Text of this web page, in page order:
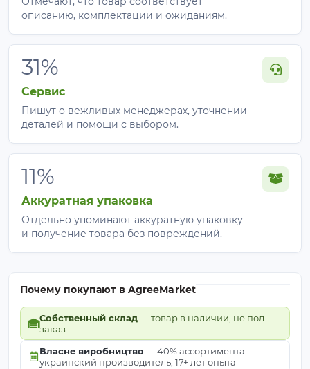
описанию, комплектации и ожиданиям.
31%
Сервис
Пишут о вежливых менеджерах, уточнении
деталей и помощи с выбором.
11%
Аккуратная упаковка
Отдельно упоминают аккуратную упаковку
и получение товара без повреждений.
Почему покупают в AgreeMarket
Собственный склад— товар в наличии, не под
заказ
Власне виробництво — 40% ассортимента -
украинский производитель, 17+ лет опыта